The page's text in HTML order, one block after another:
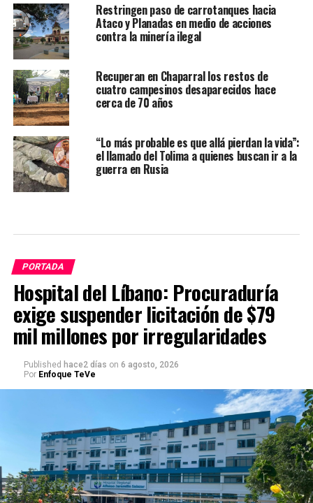
Restringen paso de carrotanques hacia
Ataco y Planadas en medio de acciones
contra la minería ilegal
Recuperan en Chaparral los restos de
cuatro campesinos desaparecidos hace
cerca de 70 años
“Lo más probable es que allá pierdan la vida”:
el llamado del Tolima a quienes buscan ir a la
guerra en Rusia
PORTADA
Hospital del Líbano: Procuraduría
exige suspender licitación de $79
mil millones por irregularidades
Published hace2 días on 6 agosto, 2026
Por Enfoque TeVe